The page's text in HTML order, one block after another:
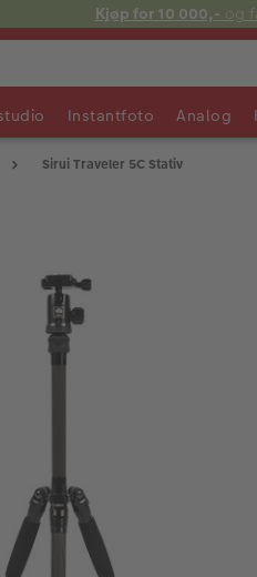
Kjøp for 10 000,- og
Instantfoto Analog
Sirui Traveler 5C Stativ